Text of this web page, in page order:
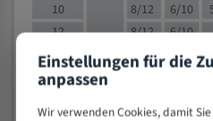
10
8/12 6/10
12
8/12 6/10
15
8/12 6/10
20
Einstellungen für die
anpassen
Wir verwenden Cookies, damit